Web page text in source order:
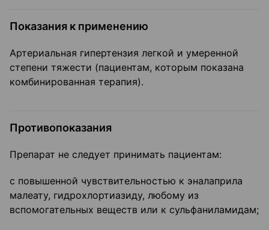
Показания к применению
Артериальная гипертензия легкой и умеренной
степени тяжести (пациентам, которым показана
комбинированная терапия).
Противопоказания
Препарат не следует принимать пациентам:
с повышенной чувствительностью к эналаприла
малеату, гидрохлортиазиду, любому из
вспомогательных веществ или к сульфаниламидам;